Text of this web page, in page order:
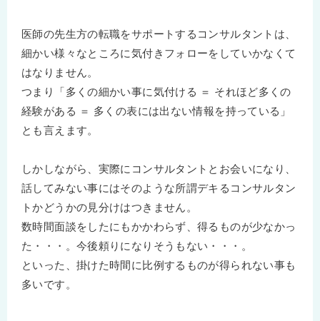
医師の先生方の転職をサポートするコンサルタントは、
細かい様々なところに気付きフォローをしていかなくて
はなりません。
つまり「多くの細かい事に気付ける ＝ それほど多くの
経験がある ＝ 多くの表には出ない情報を持っている」
とも言えます。
しかしながら、実際にコンサルタントとお会いになり、
話してみない事にはそのような所謂デキるコンサルタン
トかどうかの見分けはつきません。
数時間面談をしたにもかかわらず、得るものが少なかっ
た・・・。今後頼りになりそうもない・・・。
といった、掛けた時間に比例するものが得られない事も
多いです。